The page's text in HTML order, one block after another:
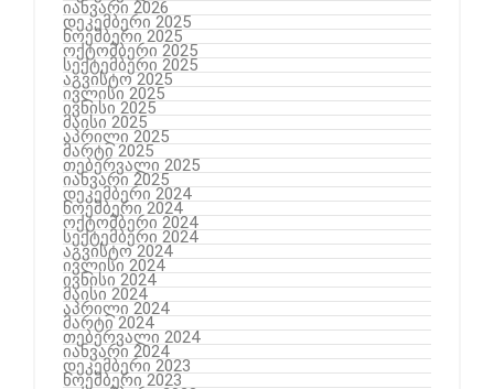
იანვარი 2026
დეკემბერი 2025
ნოემბერი 2025
ოქტომბერი 2025
სექტემბერი 2025
აგვისტო 2025
ივლისი 2025
ივნისი 2025
მაისი 2025
აპრილი 2025
მარტი 2025
თებერვალი 2025
იანვარი 2025
დეკემბერი 2024
ნოემბერი 2024
ოქტომბერი 2024
სექტემბერი 2024
აგვისტო 2024
ივლისი 2024
ივნისი 2024
მაისი 2024
აპრილი 2024
მარტი 2024
თებერვალი 2024
იანვარი 2024
დეკემბერი 2023
ნოემბერი 2023